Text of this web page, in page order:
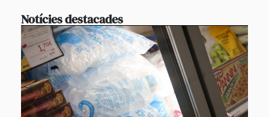
Notícies destacades